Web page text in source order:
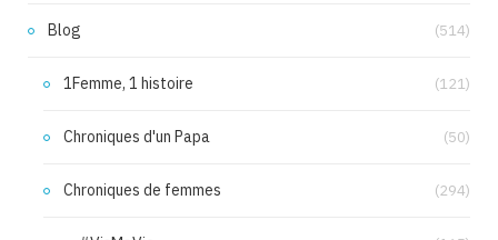
Blog (514)
1Femme, 1 histoire (121)
Chroniques d'un Papa (50)
Chroniques de femmes (294)